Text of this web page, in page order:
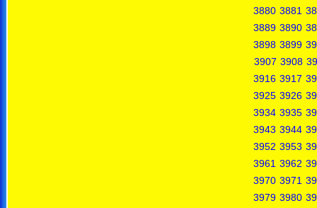
3880 3881
3889 3890
3898 3899
3907 3908
3916 3917
3925 3926
3934 3935
3943 3944
3952 3953
3961 3962
3970 3971
3979 3980